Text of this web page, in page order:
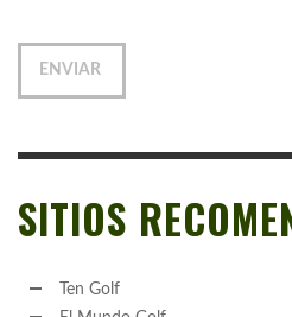
SITIOS
Ten Golf